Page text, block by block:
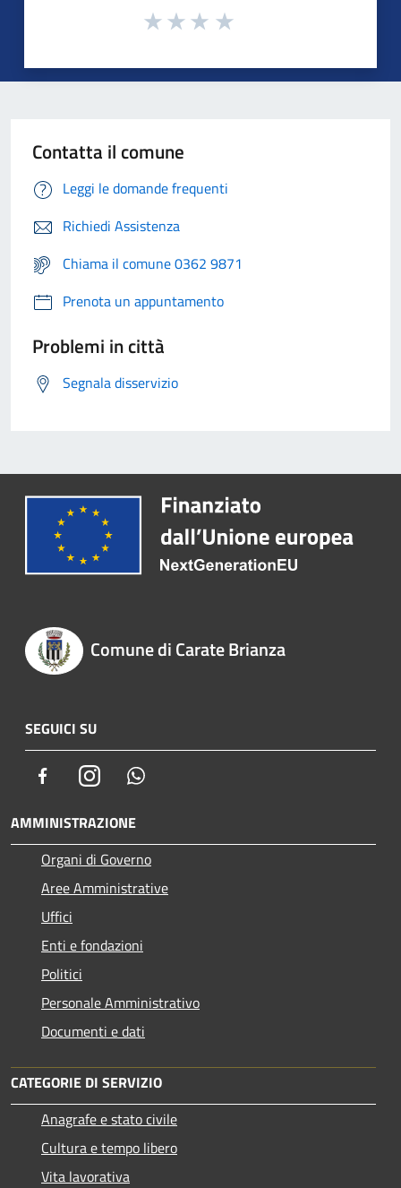
Contatta il comune
Leggi le domande frequenti
Richiedi Assistenza
Chiama il comune 0362 9871
Prenota un appuntamento
Problemi in città
Segnala disservizio
Comune di Carate Brianza
SEGUICI SU
FacebookInstagram
AMMINISTRAZIONE
Organi di Governo
Aree Amministrative
Uffici
Enti e fondazioni
Politici
Personale Amministrativo
Documenti e dati
CATEGORIE DI SERVIZIO
Anagrafe e stato civile
Cultura e tempo libero
Vita lavorativa